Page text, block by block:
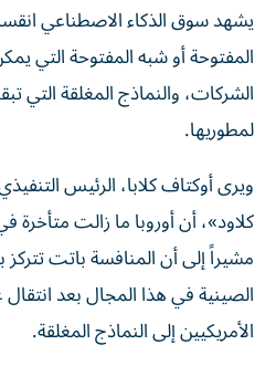
يشهد سوق الذكاء الاصطناعي
المفتوحة أو شبه المفتوحة التي
الشركات، والنماذج المغلقة التي
لمطوريها.
ويرى أوكتاف كلابا، الرئيس
كلاود»، أن أوروبا ما زالت متأخرة
مشيراً إلى أن المنافسة باتت
الصينية في هذا المجال بعد
الأمريكيين إلى النماذج المغلقة.